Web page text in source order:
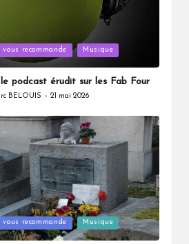
vous recommande Musique
le podcast érudit sur les Fab Four
BELOUIS 21 mai 2026
vous recommande Musique